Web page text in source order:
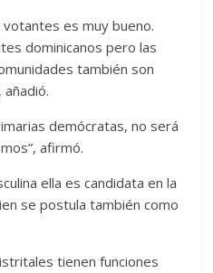
es muy bueno.
dominicanos pero las
también son
demócratas, no será
afirmó.
ella es candidata en la
se postula también como
tienen funciones